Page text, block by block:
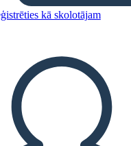
kā skolotājam
tabulu
SHĒMU
MAN